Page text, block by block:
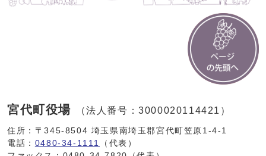
宮代町役場 （法人番号：3000020114421）
住所：〒345-8504 埼玉県南埼玉郡宮代町笠原1-4-1
電話： 0480-34-1111
（代表）